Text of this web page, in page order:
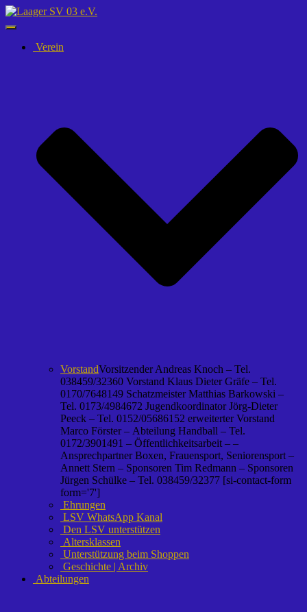
Navigation
umschalten
Verein
VorstandVorsitzender Andreas Knoch – Tel.
038459/32360 Vorstand Klaus Dieter Gräfe – Tel.
0170/7648149 Schatzmeister Matthias Barkowski –
Tel. 0173/4984672 Jugendkoordinator Jörg-Dieter
Peeck – Tel. 0152/05686152 erweiterter Vorstand
Marco Förster – Abteilung Handball – Tel.
0172/3901491 – Öffentlichkeitsarbeit – –
Ansprechpartner Boxen, Frauensport, Seniorensport –
Annett Stern – Sponsoren Tim Redmann – Sponsoren
Jürgen Schülke – Tel. 038459/32377 [si-contact-form
form='7']
Ehrungen
LSV WhatsApp Kanal
Den LSV unterstützen
Altersklassen
Unterstützung beim Shoppen
Geschichte | Archiv
Abteilungen